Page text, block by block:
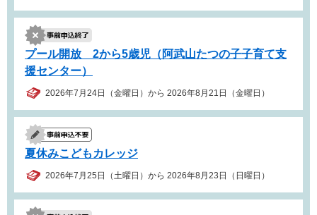
プール開放 2から5歳児（阿武山たつの子子育て支
援センター）
2026年7月24日（金曜日）から 2026年8月21日（金曜日）
夏休みこどもカレッジ
2026年7月25日（土曜日）から 2026年8月23日（日曜日）